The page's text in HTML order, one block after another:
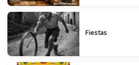
Fiestas